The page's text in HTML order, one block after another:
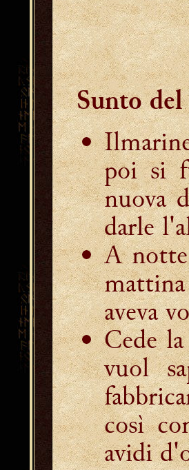
Sunto
poi si
nuova
darle
A
aveva
Cede
vuol
così
avidi